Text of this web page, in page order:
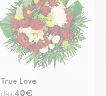
True Love
dès 40€